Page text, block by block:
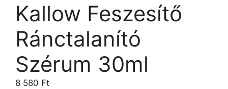
Kallow Feszesítő
Ránctalanító
Szérum 30ml
8 580 Ft